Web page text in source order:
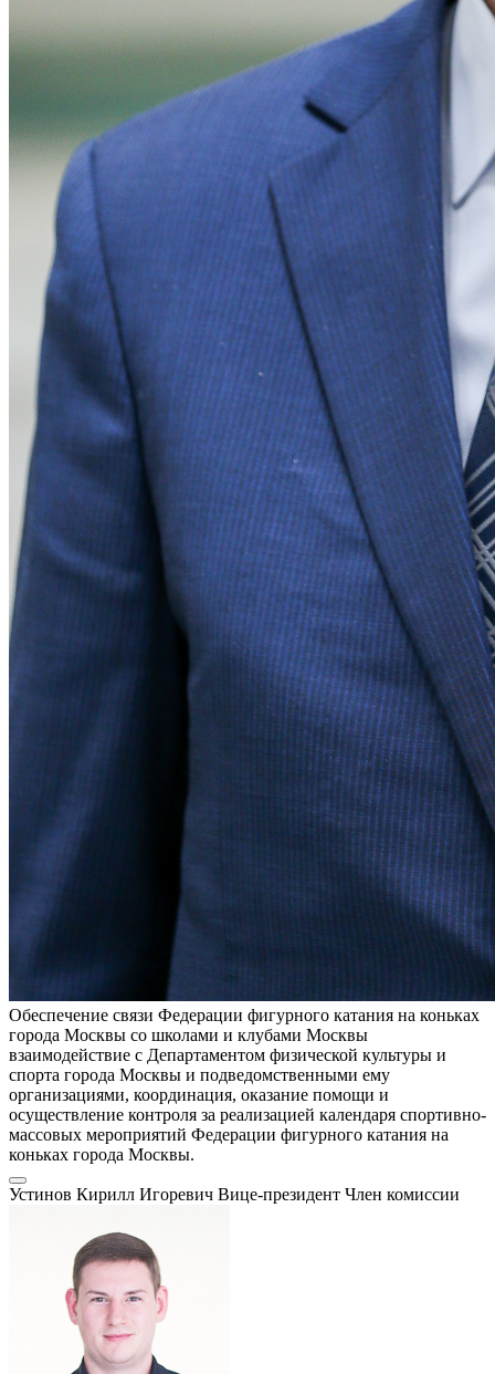
Обеспечение связи Федерации фигурного катания на коньках
города Москвы со школами и клубами Москвы
взаимодействие с Департаментом физической культуры и
спорта города Москвы и подведомственными ему
организациями, координация, оказание помощи и
осуществление контроля за реализацией календаря спортивно-
массовых мероприятий Федерации фигурного катания на
коньках города Москвы.
Устинов Кирилл Игоревич Вице-президент Член комиссии